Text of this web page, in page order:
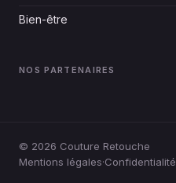
Bien-être
NOS PARTENAIRES
© 2026 Couture Retouche
Mentions légales·Confidentialité